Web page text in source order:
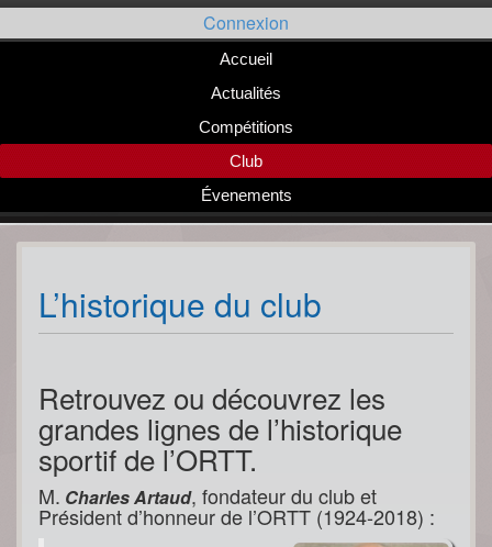
Passer
au
Connexion
Accueil
Actualités
Compétitions
Club
Évenements
L’historique du club
Retrouvez ou découvrez les
grandes lignes de l’historique
sportif de l’ORTT.
M. Charles Artaud, fondateur du club et
Président d’honneur de l’ORTT (1924-2018) :